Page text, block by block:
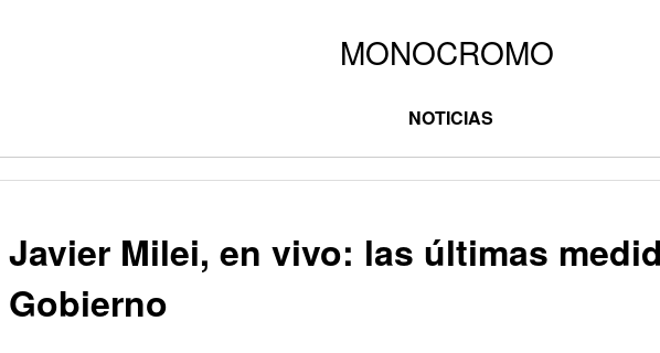
NOTICIAS
Javier Milei, en vivo: las últimas
Gobierno